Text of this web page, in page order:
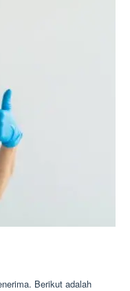
Berikut adalah